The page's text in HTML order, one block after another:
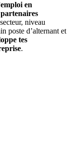
en
niveau
poste d’alternant et
tes
.